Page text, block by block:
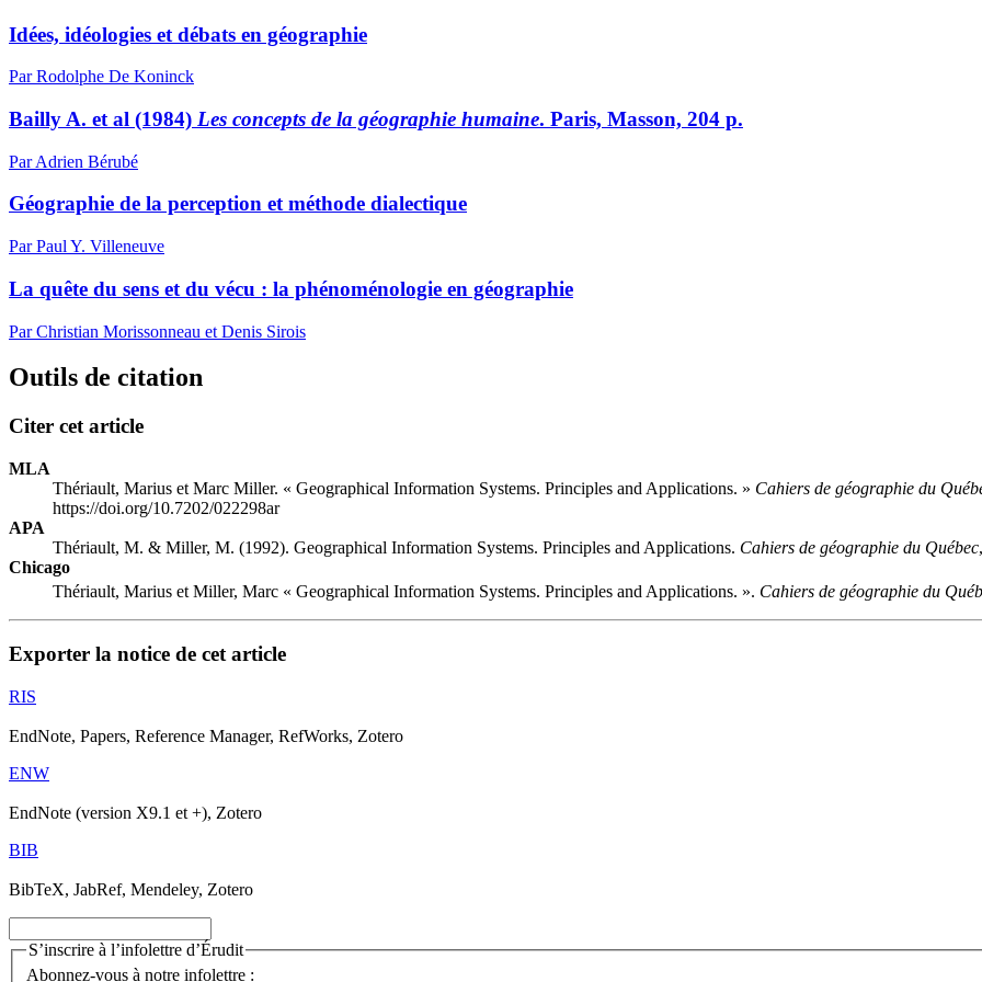
Idées, idéologies et débats en géographie
Par Rodolphe De Koninck
Bailly A. et al (1984) Les concepts de la géographie humaine. Paris, Masson, 204 p.
Par Adrien Bérubé
Géographie de la perception et méthode dialectique
Par Paul Y. Villeneuve
La quête du sens et du vécu : la phénoménologie en géographie
Par Christian Morissonneau et Denis Sirois
Outils de citation
Citer cet article
MLA
Thériault, Marius et Marc Miller. « Geographical Information Systems. Principles and Applications. » Cahiers de géographie du
https://doi.org/10.7202/022298ar
APA
Thériault, M. & Miller, M. (1992). Geographical Information Systems. Principles and Applications. Cahiers de géographie du Québec,
Chicago
Thériault, Marius et Miller, Marc « Geographical Information Systems. Principles and Applications. ». Cahiers de géographie du
Exporter la notice de cet article
RIS
EndNote, Papers, Reference Manager, RefWorks, Zotero
ENW
EndNote (version X9.1 et +), Zotero
BIB
BibTeX, JabRef, Mendeley, Zotero
S’inscrire à l’infolettre d’Érudit
Abonnez-vous à notre infolettre :